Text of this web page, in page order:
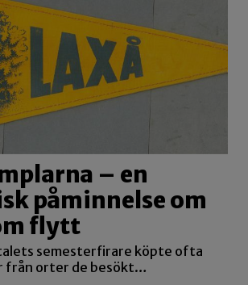
– en
påminnelse om
flytt
semesterfirare köpte ofta
från orter de besökt…